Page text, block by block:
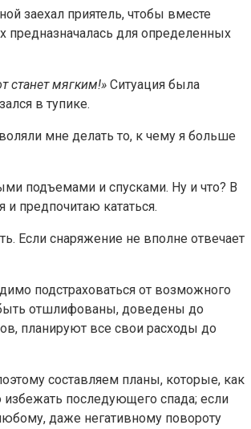
заехал приятель, чтобы вместе
предназначалась для определенных
станет мягким!» Ситуация была
в тупике.
мне делать то, к чему я больше
подъемами и спусками. Ну и что? В
предпочитаю кататься.
Если снаряжение не вполне отвечает
подстраховаться от возможного
отшлифованы, доведены до
планируют все свои расходы до
составляем планы, которые, как
избежать последующего спада; если
даже негативному повороту